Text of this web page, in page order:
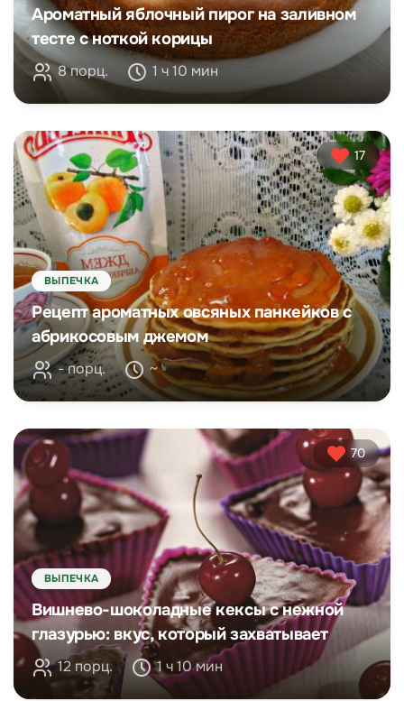
Ароматный яблочный пирог на заливном
тесте с ноткой корицы
8 порц. 1 ч 10 мин
17
ВЫПЕЧКА
Рецепт ароматных овсяных панкейков с
абрикосовым джемом
- порц. ~
70
ВЫПЕЧКА
Вишнево-шоколадные кексы с нежной
глазурью: вкус, который захватывает
12 порц. 1 ч 10 мин